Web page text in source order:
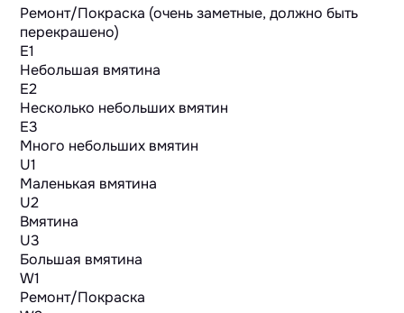
Ремонт/Покраска (очень заметные, должно быть
перекрашено)
E1
Небольшая вмятина
E2
Несколько небольших вмятин
E3
Много небольших вмятин
U1
Маленькая вмятина
U2
Вмятина
U3
Большая вмятина
W1
Ремонт/Покраска